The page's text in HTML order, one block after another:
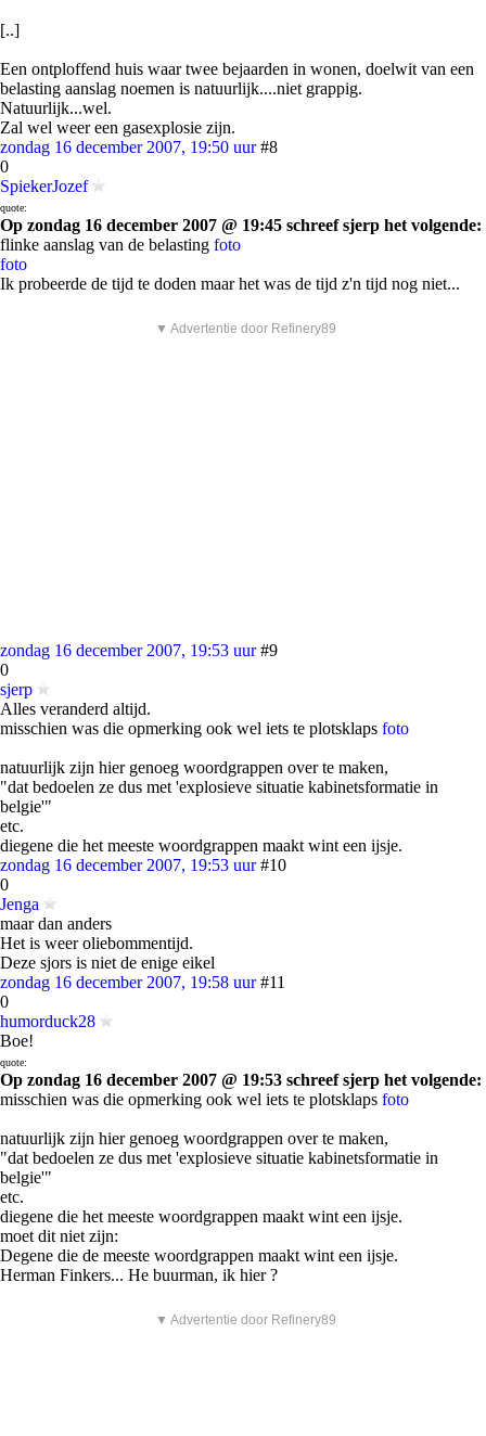
[..]
Een ontploffend huis waar twee bejaarden in wonen, doelwit van een
belasting aanslag noemen is natuurlijk....niet grappig.
Natuurlijk...wel.
Zal wel weer een gasexplosie zijn.
zondag 16 december 2007, 19:50 uur #8
0
SpiekerJozef
quote:
Op zondag 16 december 2007 @ 19:45 schreef sjerp het volgende:
flinke aanslag van de belasting foto
foto
Ik probeerde de tijd te doden maar het was de tijd z'n tijd nog niet...
▼ Advertentie door Refinery89
zondag 16 december 2007, 19:53 uur #9
0
sjerp
Alles veranderd altijd.
misschien was die opmerking ook wel iets te plotsklaps foto
natuurlijk zijn hier genoeg woordgrappen over te maken,
"dat bedoelen ze dus met 'explosieve situatie kabinetsformatie in
belgie'"
etc.
diegene die het meeste woordgrappen maakt wint een ijsje.
zondag 16 december 2007, 19:53 uur #10
0
Jenga
maar dan anders
Het is weer oliebommentijd.
Deze sjors is niet de enige eikel
zondag 16 december 2007, 19:58 uur #11
0
humorduck28
Boe!
quote:
Op zondag 16 december 2007 @ 19:53 schreef sjerp het volgende:
misschien was die opmerking ook wel iets te plotsklaps foto
natuurlijk zijn hier genoeg woordgrappen over te maken,
"dat bedoelen ze dus met 'explosieve situatie kabinetsformatie in
belgie'"
etc.
diegene die het meeste woordgrappen maakt wint een ijsje.
moet dit niet zijn:
Degene die de meeste woordgrappen maakt wint een ijsje.
Herman Finkers... He buurman, ik hier ?
▼ Advertentie door Refinery89